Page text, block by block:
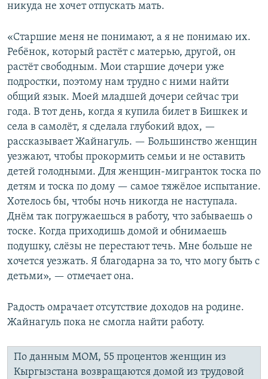
никуда не хочет отпускать мать.
«Старшие меня не понимают, а я не понимаю их.
Ребёнок, который растёт с матерью, другой, он
растёт свободным. Мои старшие дочери уже
подростки, поэтому нам трудно с ними найти
общий язык. Моей младшей дочери сейчас три
года. В тот день, когда я купила билет в Бишкек и
села в самолёт, я сделала глубокий вдох, —
рассказывает Жайнагуль. — Большинство женщин
уезжают, чтобы прокормить семьи и не оставить
детей голодными. Для женщин-мигранток тоска по
детям и тоска по дому — самое тяжёлое испытание.
Хотелось бы, чтобы ночь никогда не наступала.
Днём так погружаешься в работу, что забываешь о
тоске. Когда приходишь домой и обнимаешь
подушку, слёзы не перестают течь. Мне больше не
хочется уезжать. Я благодарна за то, что могу быть с
детьми», — отмечает она.
Радость омрачает отсутствие доходов на родине.
Жайнагуль пока не смогла найти работу.
По данным МОМ, 55 процентов женщин из
Кыргызстана возвращаются домой из трудовой